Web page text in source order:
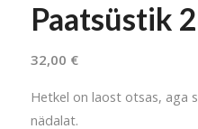
Paatsüstik
32,00 €
Hetkel on laost otsas, aga
nädalat.